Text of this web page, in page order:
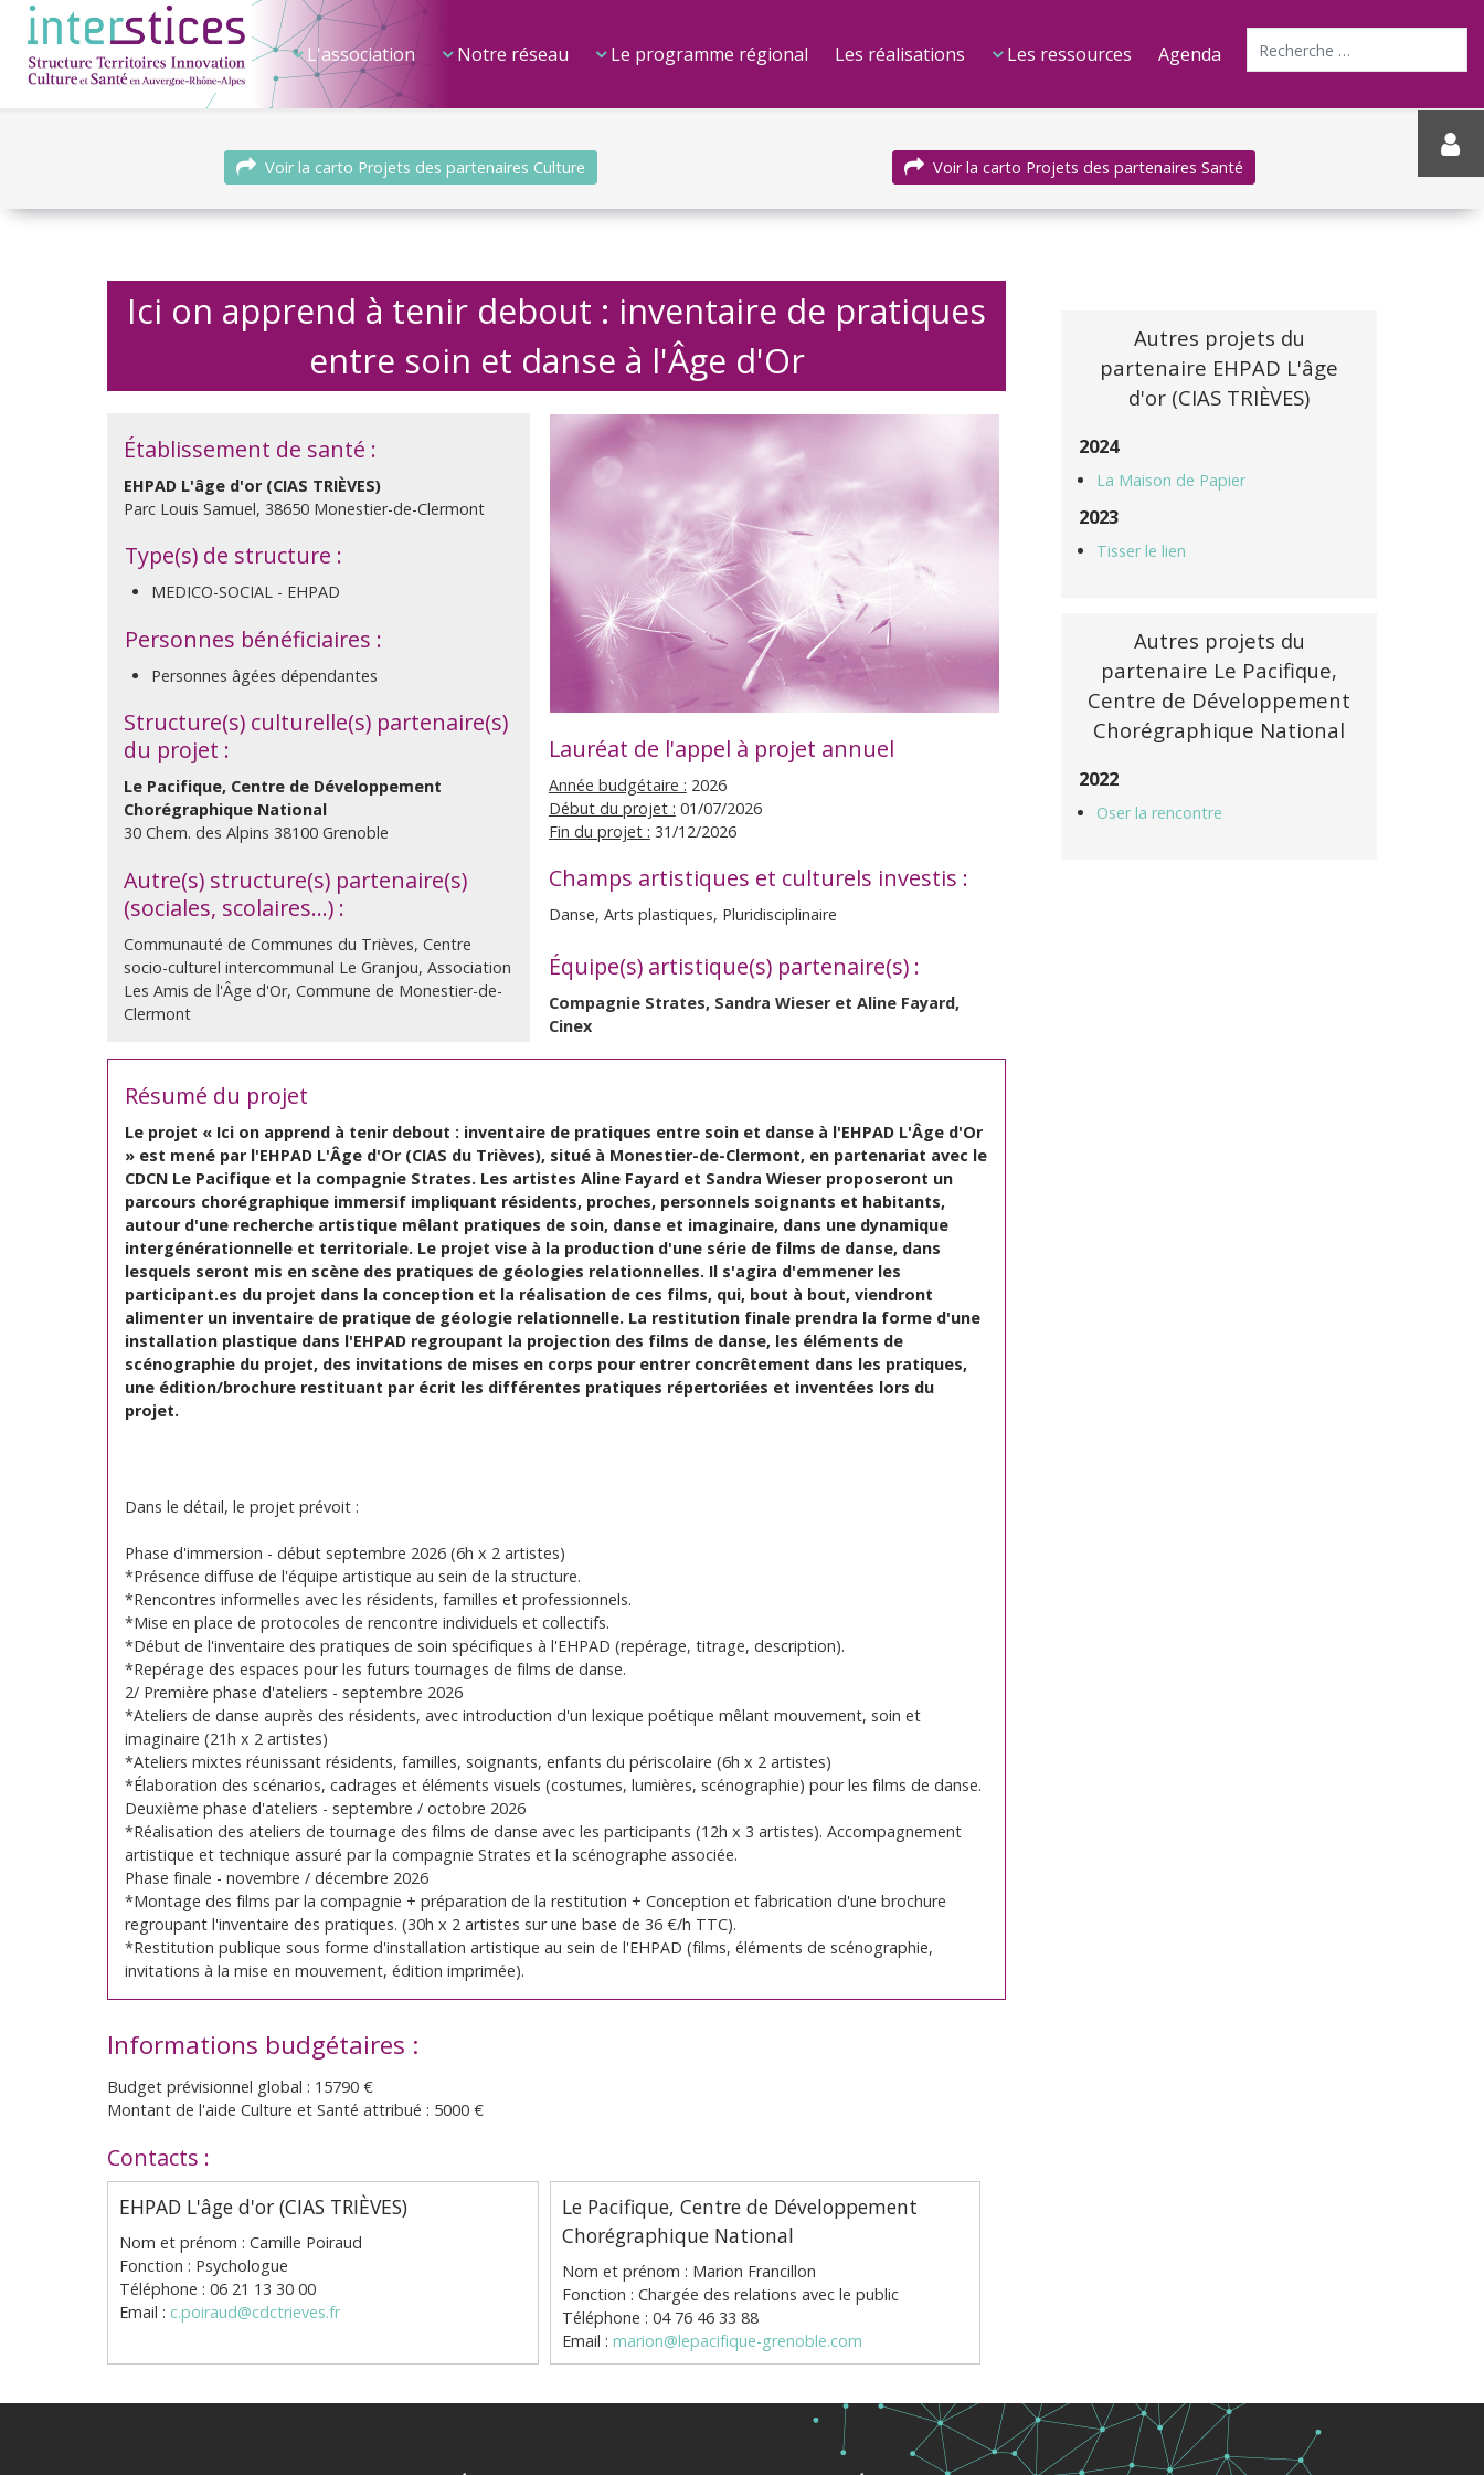
L'association Notre réseau Le programme régional Les réalisations Les ressources Agenda
Voir la carto Projets des partenaires Culture Voir la carto Projets des partenaires Santé
Ici on apprend à tenir debout : inventaire de pratiques
entre soin et danse à l'Âge d'Or
Établissement de santé :
EHPAD L'âge d'or (CIAS TRIÈVES)
Parc Louis Samuel, 38650 Monestier-de-Clermont
Type(s) de structure :
MEDICO-SOCIAL - EHPAD
Personnes bénéficiaires :
Personnes âgées dépendantes
Structure(s) culturelle(s) partenaire(s)
du projet :
Le Pacifique, Centre de Développement
Chorégraphique National
30 Chem. des Alpins 38100 Grenoble
Autre(s) structure(s) partenaire(s)
(sociales, scolaires…) :
Communauté de Communes du Trièves, Centre
socio-culturel intercommunal Le Granjou, Association
Les Amis de l'Âge d'Or, Commune de Monestier-de-
Clermont
Lauréat de l'appel à projet annuel
Année budgétaire : 2026
Début du projet : 01/07/2026
Fin du projet : 31/12/2026
Champs artistiques et culturels investis :
Danse, Arts plastiques, Pluridisciplinaire
Équipe(s) artistique(s) partenaire(s) :
Compagnie Strates, Sandra Wieser et Aline Fayard,
Cinex
Résumé du projet
Le projet « Ici on apprend à tenir debout : inventaire de pratiques entre soin et danse à l'EHPAD L'Âge d'Or
» est mené par l'EHPAD L'Âge d'Or (CIAS du Trièves), situé à Monestier-de-Clermont, en partenariat avec le
CDCN Le Pacifique et la compagnie Strates. Les artistes Aline Fayard et Sandra Wieser proposeront un
parcours chorégraphique immersif impliquant résidents, proches, personnels soignants et habitants,
autour d'une recherche artistique mêlant pratiques de soin, danse et imaginaire, dans une dynamique
intergénérationnelle et territoriale. Le projet vise à la production d'une série de films de danse, dans
lesquels seront mis en scène des pratiques de géologies relationnelles. Il s'agira d'emmener les
participant.es du projet dans la conception et la réalisation de ces films, qui, bout à bout, viendront
alimenter un inventaire de pratique de géologie relationnelle. La restitution finale prendra la forme d'une
installation plastique dans l'EHPAD regroupant la projection des films de danse, les éléments de
scénographie du projet, des invitations de mises en corps pour entrer concrêtement dans les pratiques,
une édition/brochure restituant par écrit les différentes pratiques répertoriées et inventées lors du
projet.
Dans le détail, le projet prévoit :
Phase d'immersion - début septembre 2026 (6h x 2 artistes)
*Présence diffuse de l'équipe artistique au sein de la structure.
*Rencontres informelles avec les résidents, familles et professionnels.
*Mise en place de protocoles de rencontre individuels et collectifs.
*Début de l'inventaire des pratiques de soin spécifiques à l'EHPAD (repérage, titrage, description).
*Repérage des espaces pour les futurs tournages de films de danse.
2/ Première phase d'ateliers - septembre 2026
*Ateliers de danse auprès des résidents, avec introduction d'un lexique poétique mêlant mouvement, soin et
imaginaire (21h x 2 artistes)
*Ateliers mixtes réunissant résidents, familles, soignants, enfants du périscolaire (6h x 2 artistes)
*Élaboration des scénarios, cadrages et éléments visuels (costumes, lumières, scénographie) pour les films de danse.
Deuxième phase d'ateliers - septembre / octobre 2026
*Réalisation des ateliers de tournage des films de danse avec les participants (12h x 3 artistes). Accompagnement
artistique et technique assuré par la compagnie Strates et la scénographe associée.
Phase finale - novembre / décembre 2026
*Montage des films par la compagnie + préparation de la restitution + Conception et fabrication d'une brochure
regroupant l'inventaire des pratiques. (30h x 2 artistes sur une base de 36 €/h TTC).
*Restitution publique sous forme d'installation artistique au sein de l'EHPAD (films, éléments de scénographie,
invitations à la mise en mouvement, édition imprimée).
Informations budgétaires :
Budget prévisionnel global : 15790 €
Montant de l'aide Culture et Santé attribué : 5000 €
Contacts :
EHPAD L'âge d'or (CIAS TRIÈVES)
Nom et prénom : Camille Poiraud
Fonction : Psychologue
Téléphone : 06 21 13 30 00
Email : c.poiraud@cdctrieves.fr
Le Pacifique, Centre de Développement
Chorégraphique National
Nom et prénom : Marion Francillon
Fonction : Chargée des relations avec le public
Téléphone : 04 76 46 33 88
Email : marion@lepacifique-grenoble.com
Autres projets du
partenaire EHPAD L'âge
d'or (CIAS TRIÈVES)
2024
La Maison de Papier
2023
Tisser le lien
Autres projets du
partenaire Le Pacifique,
Centre de Développement
Chorégraphique National
2022
Oser la rencontre